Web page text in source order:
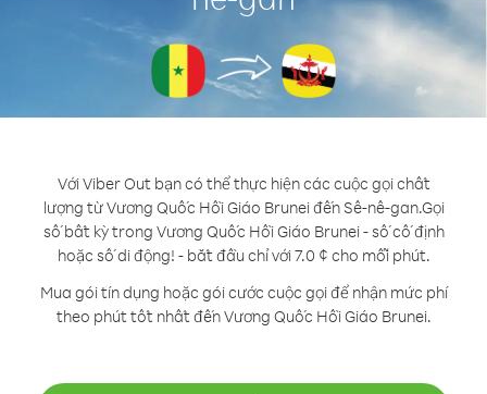
Với Viber Out bạn có thể thực hiện các cuộc gọi chất
lượng từ Vương Quốc Hồi Giáo Brunei đến Sê-nê-gan.Gọi
số bất kỳ trong Vương Quốc Hồi Giáo Brunei - số cố định
hoặc số di động! - bắt đầu chỉ với 7.0 ¢ cho mỗi phút.
Mua gói tín dụng hoặc gói cước cuộc gọi để nhận mức phí
theo phút tốt nhất đến Vương Quốc Hồi Giáo Brunei.